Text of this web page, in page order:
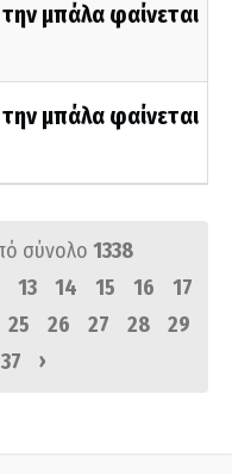
μπάλα φαίνεται
μπάλα φαίνεται
σύνολο 1338
13 14 15 16
17
25 26 27 28
29
37 ›